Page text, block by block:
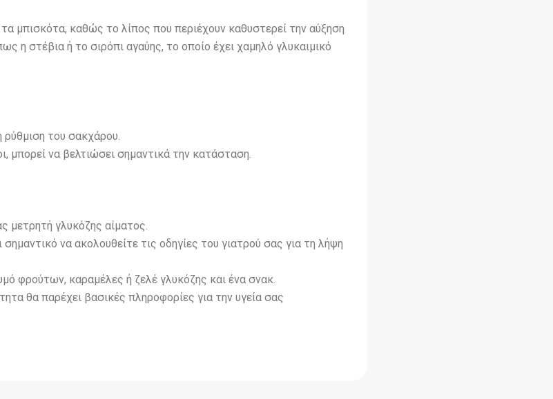
μπισκότα, καθώς το λίπος που περιέχουν καθυστερεί την αύξηση
η στέβια ή το σιρόπι αγαύης, το οποίο έχει χαμηλό γλυκαιμικό
του σακχάρου.
μπορεί να βελτιώσει σημαντικά την κατάσταση.
μετρητή γλυκόζης αίματος.
να ακολουθείτε τις οδηγίες του γιατρού σας για τη λήψη
φρούτων, καραμέλες ή ζελέ γλυκόζης και ένα σνακ.
θα παρέχει βασικές πληροφορίες για την υγεία σας